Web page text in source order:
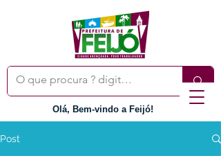
Olá, Bem-vindo a Feijó!
Post